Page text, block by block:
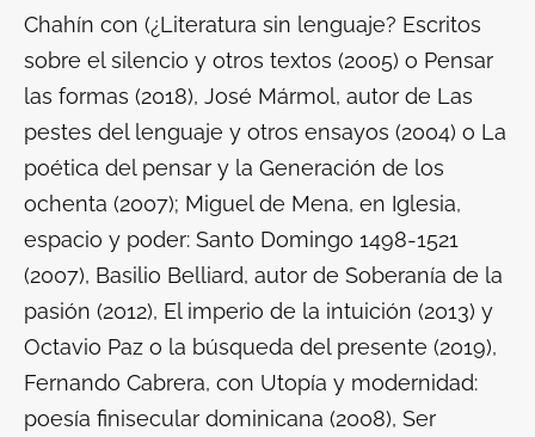
Chahín con (¿Literatura sin lenguaje? Escritos
sobre el silencio y otros textos (2005) o Pensar
las formas (2018), José Mármol, autor de Las
pestes del lenguaje y otros ensayos (2004) o La
poética del pensar y la Generación de los
ochenta (2007); Miguel de Mena, en Iglesia,
espacio y poder: Santo Domingo 1498-1521
(2007), Basilio Belliard, autor de Soberanía de la
pasión (2012), El imperio de la intuición (2013) y
Octavio Paz o la búsqueda del presente (2019),
Fernando Cabrera, con Utopía y modernidad:
poesía finisecular dominicana (2008), Ser